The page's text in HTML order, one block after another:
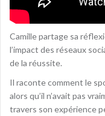
Camille partage sa
l’impact des réseaux
de la réussite.
Il raconte comment le
alors qu’il n’avait pas
travers son expérience